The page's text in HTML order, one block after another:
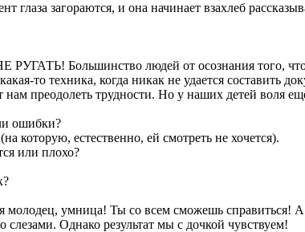
глаза загораются, и она начинает взахлеб
РУГАТЬ! Большинство людей от осознания того,
какая-то техника, когда никак не удается составить
преодолеть трудности. Но у наших детей воля
ошибки?
которую, естественно, ей смотреть не хочется).
или плохо?
умница! Ты со всем сможешь справиться! А
Однако результат мы с дочкой чувствуем!